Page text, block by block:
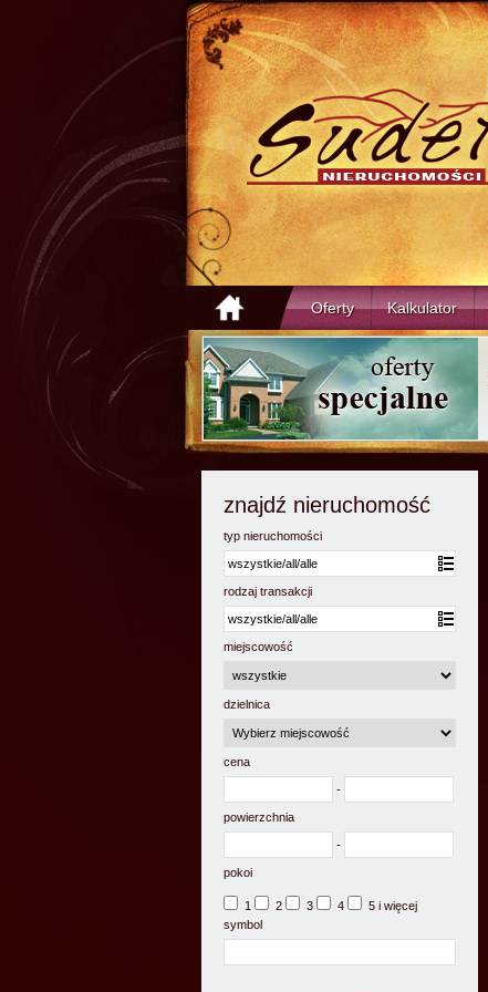
Oferty Kalkulator
znajdź nieruchomość
typ nieruchomości
rodzaj transakcji
miejscowość
dzielnica
cena
-
powierzchnia
-
pokoi
1 2 3 4
5 i więcej
symbol